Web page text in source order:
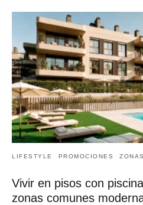
LIFESTYLE PROMOCIONES
Vivir en pisos con
zonas comunes